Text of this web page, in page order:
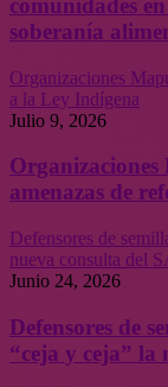
comunidades
soberanía
Organizaciones
a la Ley Indígena
Julio 9, 2026
amenazas de
Defensores de
nueva consulta del
Junio 24, 2026
Defensores de
“ceja y ceja” la